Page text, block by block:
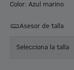
Color: Azul marino
Asesor de talla
Selecciona la talla